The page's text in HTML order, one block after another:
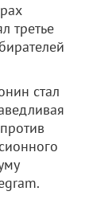
третье
стал